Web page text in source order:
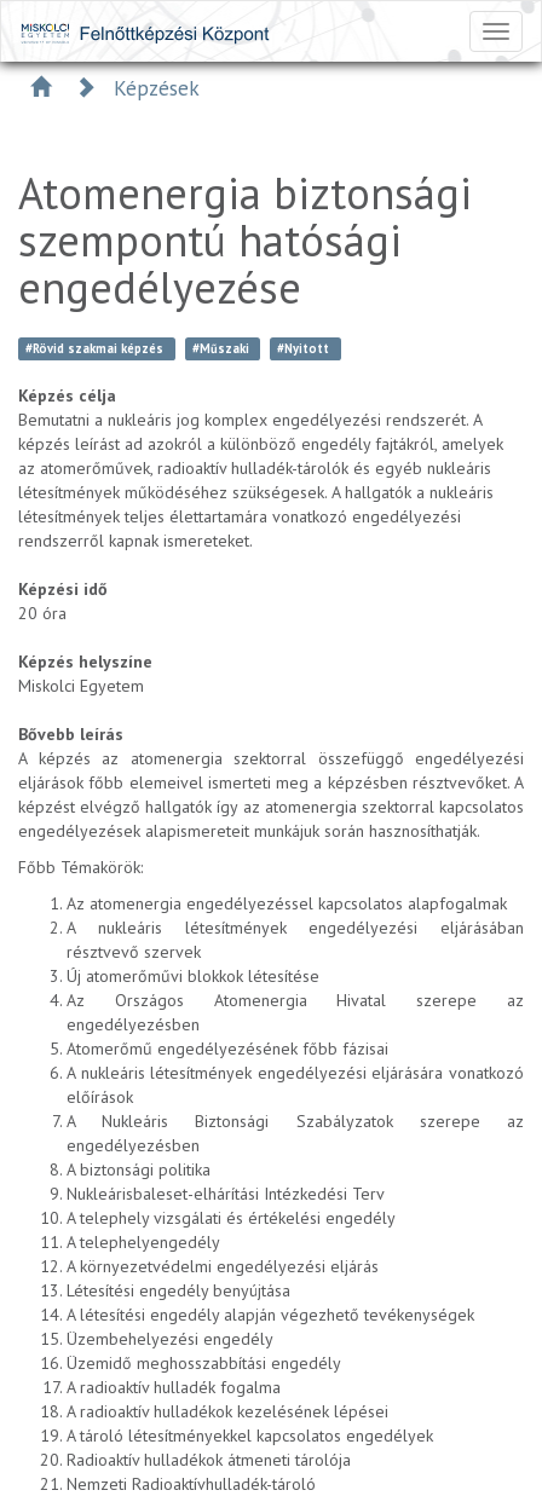
Képzések
Atomenergia biztonsági
szempontú hatósági
engedélyezése
#Rövid szakmai képzés #Műszaki #Nyitott
Képzés célja
Bemutatni a nukleáris jog komplex engedélyezési rendszerét. A
képzés leírást ad azokról a különböző engedély fajtákról, amelyek
az atomerőművek, radioaktív hulladék-tárolók és egyéb nukleáris
létesítmények működéséhez szükségesek. A hallgatók a nukleáris
létesítmények teljes élettartamára vonatkozó engedélyezési
rendszerről kapnak ismereteket.
Képzési idő
20 óra
Képzés helyszíne
Miskolci Egyetem
Bővebb leírás
A képzés az atomenergia szektorral összefüggő engedélyezési
eljárások főbb elemeivel ismerteti meg a képzésben résztvevőket. A
képzést elvégző hallgatók így az atomenergia szektorral kapcsolatos
engedélyezések alapismereteit munkájuk során hasznosíthatják.
Főbb Témakörök:
Az atomenergia engedélyezéssel kapcsolatos alapfogalmak
A nukleáris létesítmények engedélyezési eljárásában
résztvevő szervek
Új atomerőművi blokkok létesítése
Az Országos Atomenergia Hivatal szerepe az
engedélyezésben
Atomerőmű engedélyezésének főbb fázisai
A nukleáris létesítmények engedélyezési eljárására vonatkozó
előírások
A Nukleáris Biztonsági Szabályzatok szerepe az
engedélyezésben
A biztonsági politika
Nukleárisbaleset-elhárítási Intézkedési Terv
A telephely vizsgálati és értékelési engedély
A telephelyengedély
A környezetvédelmi engedélyezési eljárás
Létesítési engedély benyújtása
A létesítési engedély alapján végezhető tevékenységek
Üzembehelyezési engedély
Üzemidő meghosszabbítási engedély
A radioaktív hulladék fogalma
A radioaktív hulladékok kezelésének lépései
A tároló létesítményekkel kapcsolatos engedélyek
Radioaktív hulladékok átmeneti tárolója
Nemzeti Radioaktívhulladék-tároló